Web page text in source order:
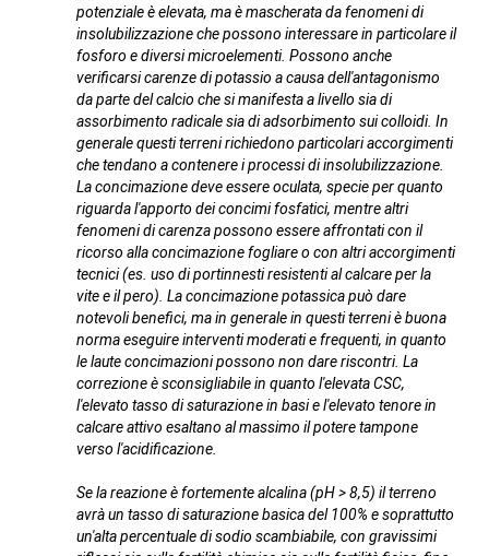
potenziale è elevata, ma è mascherata da fenomeni di
insolubilizzazione che possono interessare in particolare il
fosforo e diversi microelementi. Possono anche
verificarsi carenze di potassio a causa dell'antagonismo
da parte del calcio che si manifesta a livello sia di
assorbimento radicale sia di adsorbimento sui colloidi. In
generale questi terreni richiedono particolari accorgimenti
che tendano a contenere i processi di insolubilizzazione.
La concimazione deve essere oculata, specie per quanto
riguarda l'apporto dei concimi fosfatici, mentre altri
fenomeni di carenza possono essere affrontati con il
ricorso alla concimazione fogliare o con altri accorgimenti
tecnici (es. uso di portinnesti resistenti al calcare per la
vite e il pero). La concimazione potassica può dare
notevoli benefici, ma in generale in questi terreni è buona
norma eseguire interventi moderati e frequenti, in quanto
le laute concimazioni possono non dare riscontri. La
correzione è sconsigliabile in quanto l'elevata CSC,
l'elevato tasso di saturazione in basi e l'elevato tenore in
calcare attivo esaltano al massimo il potere tampone
verso l'acidificazione.
Se la reazione è fortemente alcalina (pH > 8,5) il terreno
avrà un tasso di saturazione basica del 100% e soprattutto
un'alta percentuale di sodio scambiabile, con gravissimi